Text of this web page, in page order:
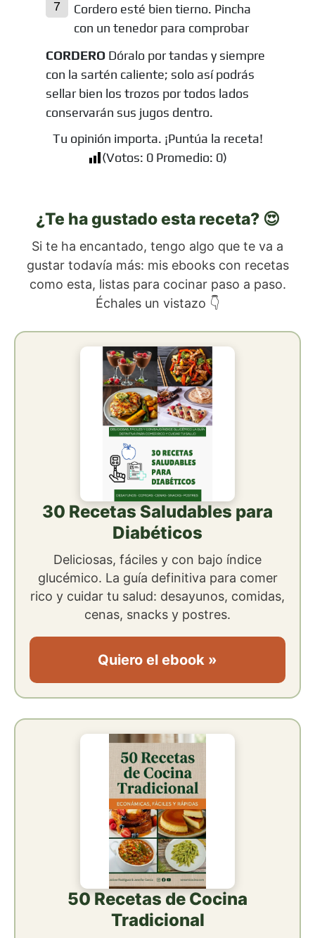
Cordero esté bien tierno. Pincha
con un tenedor para comprobar
CORDERO Dóralo por tandas y siempre
con la sartén caliente; solo así podrás
sellar bien los trozos por todos lados
conservarán sus jugos dentro.
Tu opinión importa. ¡Puntúa la receta!
(Votos: 0 Promedio: 0)
¿Te ha gustado esta receta? 😍
Si te ha encantado, tengo algo que te va a
gustar todavía más: mis ebooks con recetas
como esta, listas para cocinar paso a paso.
Échales un vistazo 👇
30 Recetas Saludables para
Diabéticos
Deliciosas, fáciles y con bajo índice
glucémico. La guía definitiva para comer
rico y cuidar tu salud: desayunos, comidas,
cenas, snacks y postres.
Quiero el ebook »
50 Recetas de Cocina
Tradicional